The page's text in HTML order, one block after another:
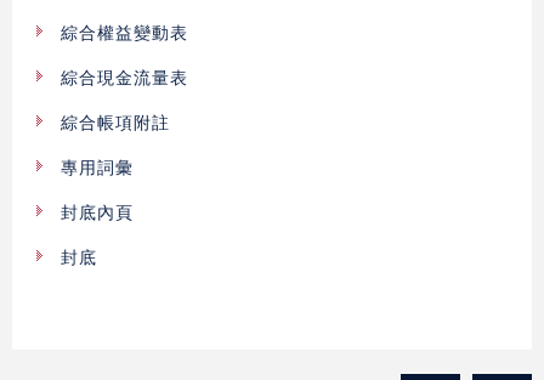
綜合權益變動表
綜合現金流量表
綜合帳項附註
專用詞彙
封底內頁
封底